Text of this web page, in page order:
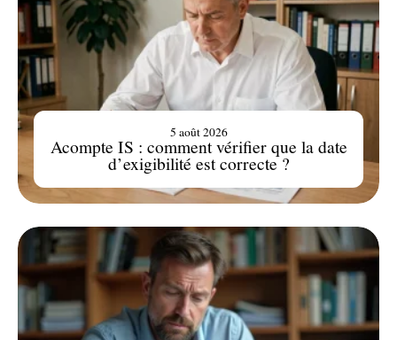
Acompte IS : comment vérifier que la date
d’exigibilité est correcte ?
5 août 2026